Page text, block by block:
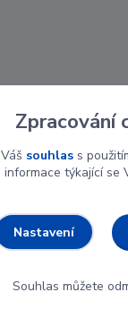
Zpracování
souhlass
informace týkající se
Nastavení
Souhlas můžete